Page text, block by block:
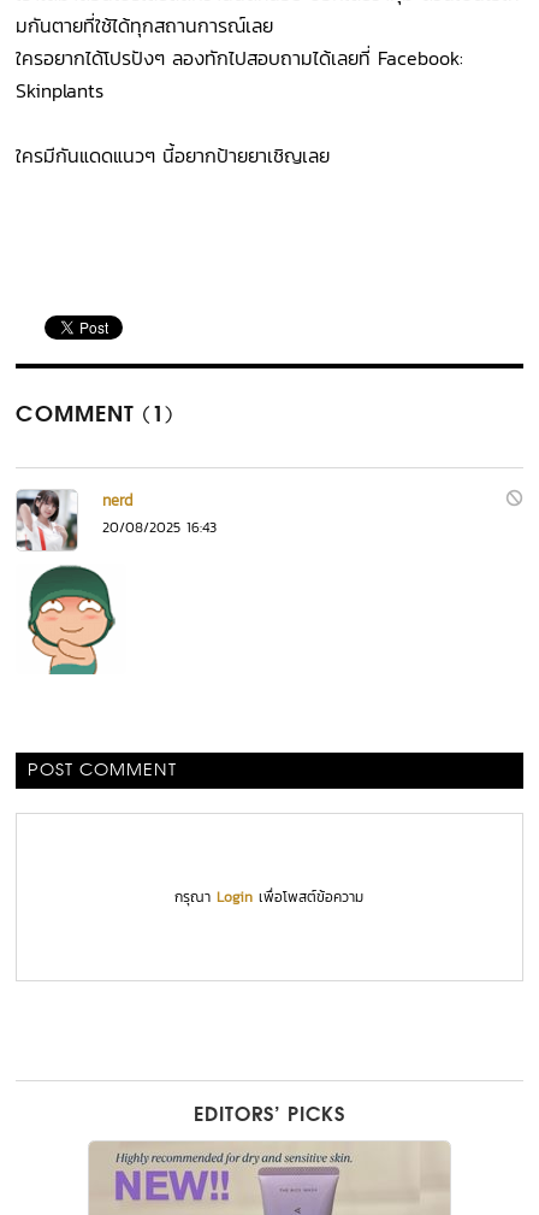
มกันตายที่ใช้ได้ทุกสถานการณ์เลย
ใครอยากได้โปรปังๆ ลองทักไปสอบถามได้เลยที่ Facebook:
Skinplants
ใครมีกันแดดแนวๆ นี้อยากป้ายยาเชิญเลย
COMMENT (1)
nerd
20/08/2025 16:43
POST COMMENT
กรุณาLogin เพื่อโพสต์ข้อความ
EDITORS’ PICKS